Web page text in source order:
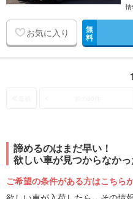
情
お気に入り 無
料
1
諦めるのはまだ早い！
欲しい車が見つからなか
ご希望の条件がある方はこちら